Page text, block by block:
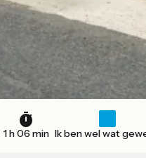
1 h 06 min Ik ben wel wat